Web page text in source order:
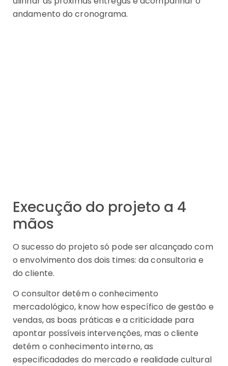
andamento do cronograma.
Execução do projeto a 4
mãos
O sucesso do projeto só pode ser alcançado com
o envolvimento dos dois times: da consultoria e
do cliente.
O consultor detém o conhecimento
mercadológico, know how específico de gestão e
vendas, as boas práticas e a criticidade para
apontar possíveis intervenções, mas o cliente
detém o conhecimento interno, as
especificadades do mercado e realidade cultural